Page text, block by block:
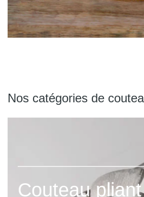
Nos catégories de
laguiole de